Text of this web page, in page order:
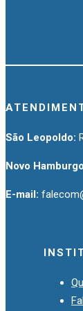
São Leopoldo:
Novo
E-mail: